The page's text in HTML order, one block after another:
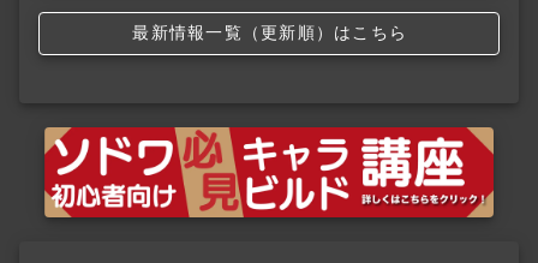
最新情報一覧（更新順）はこちら